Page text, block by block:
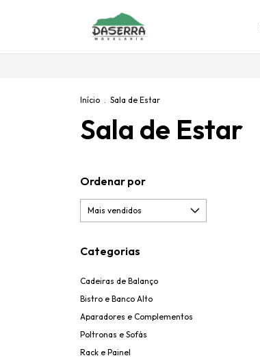
Início . Sala de Estar
Sala de Estar
Ordenar por
Categorias
Cadeiras de Balanço
Bistro e Banco Alto
Aparadores e Complementos
Poltronas e Sofás
Rack e Painel